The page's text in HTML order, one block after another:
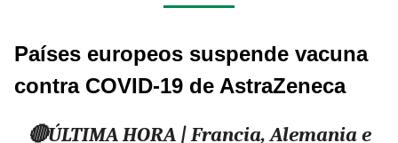
Países europeos suspende vacuna
contra COVID-19 de AstraZeneca
🔴ÚLTIMA HORA | Francia, Alemania e